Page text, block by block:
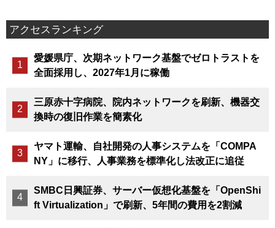
アクセスランキング
愛媛県庁、次期ネットワーク基盤でゼロトラストを
全面採用し、2027年1月に稼働
三原赤十字病院、院内ネットワークを刷新、機器交
換時の復旧作業を簡素化
ヤマト運輸、自社開発の人事システムを「COMPA
NY」に移行、人事業務を標準化し法改正に追従
SMBC日興証券、サーバー仮想化基盤を「OpenShi
ft Virtualization」で刷新、5年間の費用を2割減